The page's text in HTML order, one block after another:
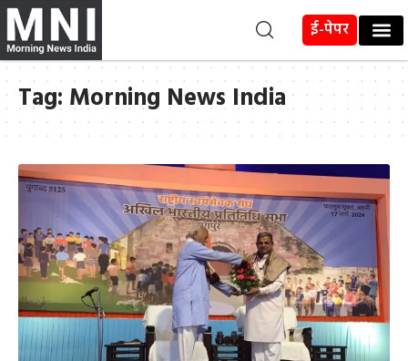
ई-पेपर
Tag: Morning News India